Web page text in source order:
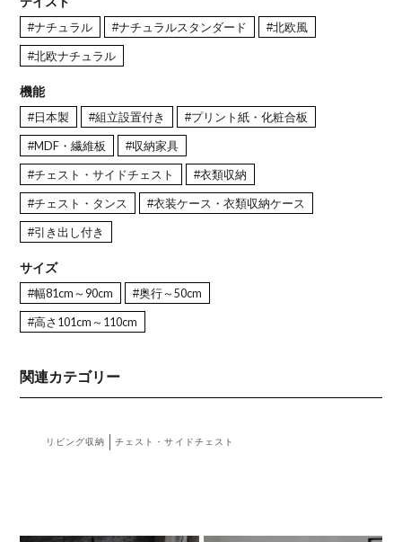
#ナチュラル #ナチュラルスタンダード #北欧風
#北欧ナチュラル
機能
#日本製 #組立設置付き #プリント紙・化粧合板
#MDF・繊維板 #収納家具
#チェスト・サイドチェスト #衣類収納
#チェスト・タンス #衣装ケース・衣類収納ケース
#引き出し付き
サイズ
#幅81cm～90cm #奥行～50cm
#高さ101cm～110cm
関連カテゴリー
リビング収納 チェスト・サイドチェスト